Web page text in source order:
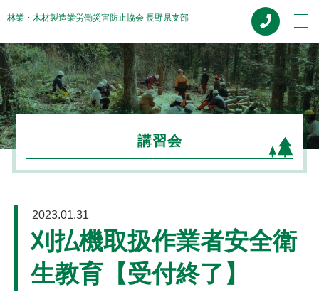
林業・木材製造業労働災害防止協会 長野県支部
HOME
協会概要
事業案内
お知らせ
修了証再交付
講習会
2023.01.31
刈払機取扱作業者安全衛
生教育【受付終了】